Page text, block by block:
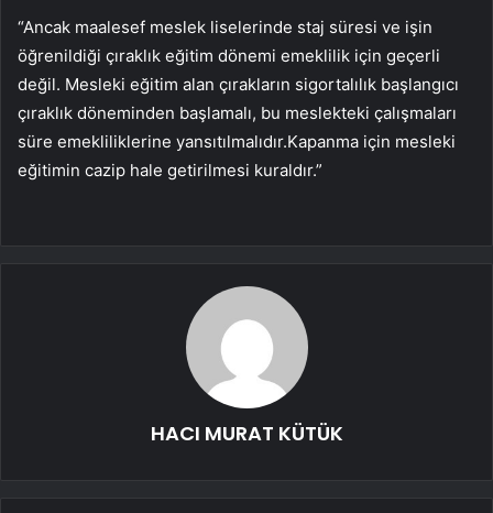
“Ancak maalesef meslek liselerinde staj süresi ve işin
öğrenildiği çıraklık eğitim dönemi emeklilik için geçerli
değil. Mesleki eğitim alan çırakların sigortalılık başlangıcı
çıraklık döneminden başlamalı, bu meslekteki çalışmaları
süre emekliliklerine yansıtılmalıdır.Kapanma için mesleki
eğitimin cazip hale getirilmesi kuraldır.”​
HACI MURAT KÜTÜK